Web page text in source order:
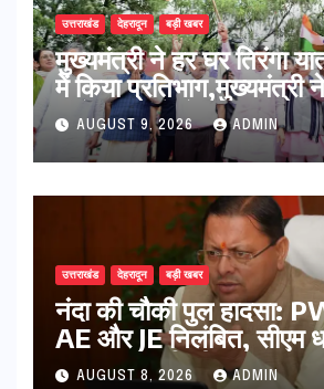
उत्तराखंड देहरादून बड़ी खबर
मुख्यमंत्री ने हर घर तिरंगा
में किया प्रतिभाग,मुख्यमंत्री ने
प्रदेशवासियों से स्वतंत्रता
घरों में तिरंगा फहराने का
AUGUST 9, 2026 ADMIN
उत्तराखंड देहरादून बड़ी खबर
नंदा की चौकी पुल हादसा:
AE और JE निलंबित, सीएम
पर सख्त कार्रवाई
AUGUST 8, 2026 ADMIN